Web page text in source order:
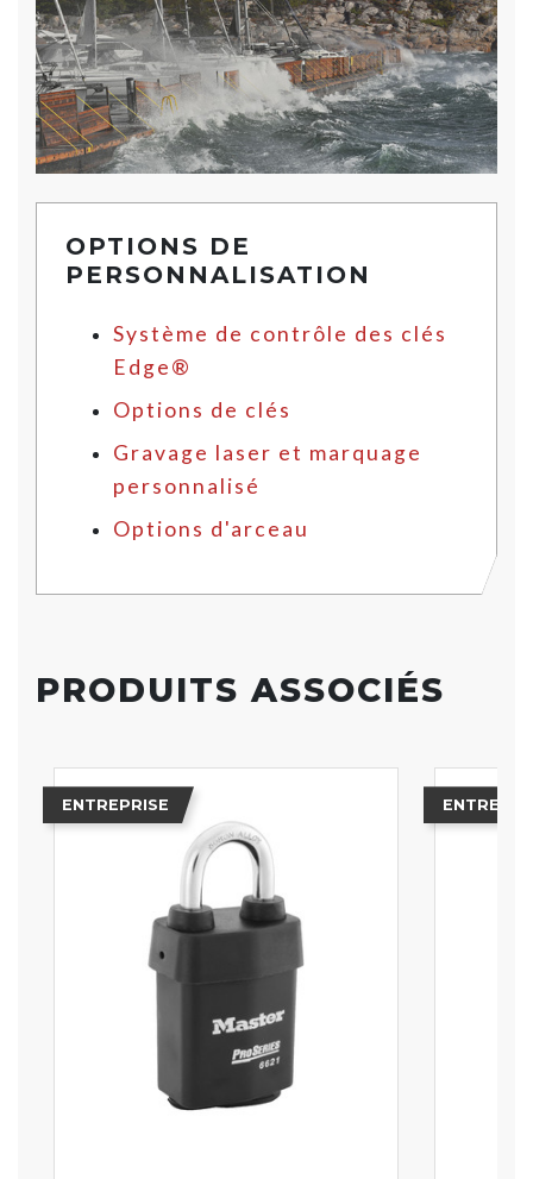
OPTIONS DE
PERSONNALISATION
Système de contrôle des clés
Edge®
Options de clés
Gravage laser et marquage
personnalisé
Options d'arceau
PRODUITS ASSOCIÉS
ENTREPRISE